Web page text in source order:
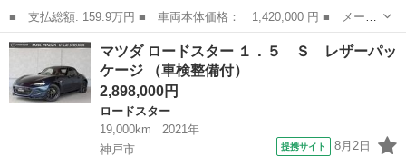
■ 支払総額: 159.9万円 ■ 車両本体価格： 1,420,000 円 ■ メーカ
ー名： マツダ ■ 車種名： ＣＸ－５ ■ グレード名： ＸＤ プ
ロアクティブ 純正ナビ バックカメラ 衝突軽減システム レーダ
ークルー...
兵庫 姫路市 CX-5
マツダ ロードスター １．５ Ｓ レザーパッ
ケージ （車検整備付）
2,898,000円
ロードスター
19,000km
2021年
神戸市
提携サイト 8月2日